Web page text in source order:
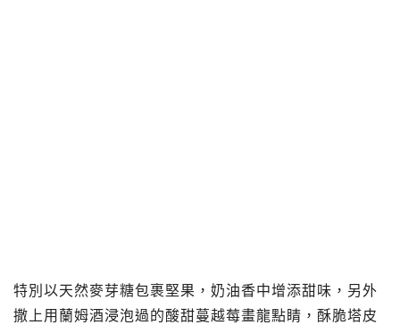
特別以天然麥芽糖包裹堅果，奶油香中增添甜味，另外
撒上用蘭姆酒浸泡過的酸甜蔓越莓畫龍點睛，酥脆塔皮